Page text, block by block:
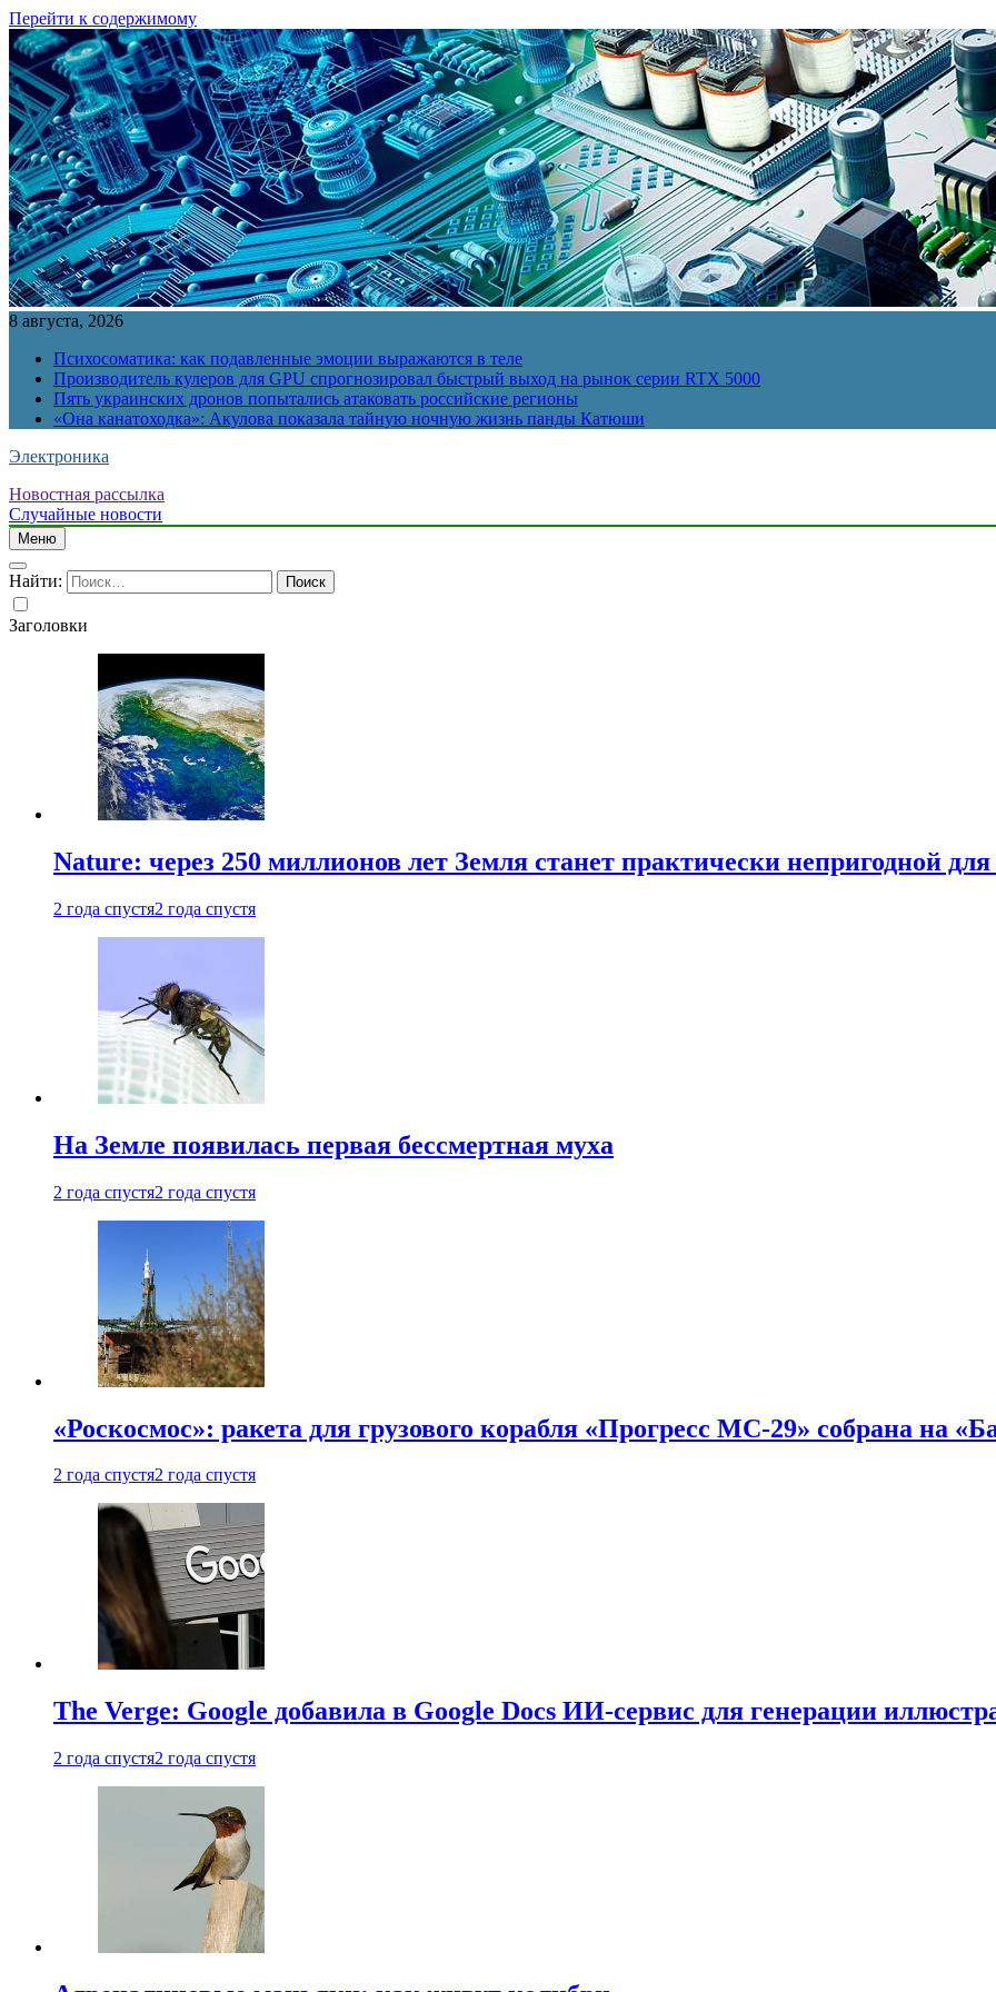
Перейти к содержимому
8 августа, 2026
Психосоматика: как подавленные эмоции выражаются в теле
Производитель кулеров для GPU спрогнозировал быстрый выход на рынок серии RTX 5000
Пять украинских дронов попытались атаковать российские регионы
«Она канатоходка»: Акулова показала тайную ночную жизнь панды Катюши
Электроника
Новостная рассылка
Случайные новости
Меню
Найти:
Заголовки
Nature: через 250 миллионов лет Земля станет практически непригодной
2 года спустя2 года спустя
На Земле появилась первая бессмертная муха
2 года спустя2 года спустя
«Роскосмос»: ракета для грузового корабля «Прогресс МС-29» собрана на
2 года спустя2 года спустя
The Verge: Google добавила в Google Docs ИИ-сервис для генерации
2 года спустя2 года спустя